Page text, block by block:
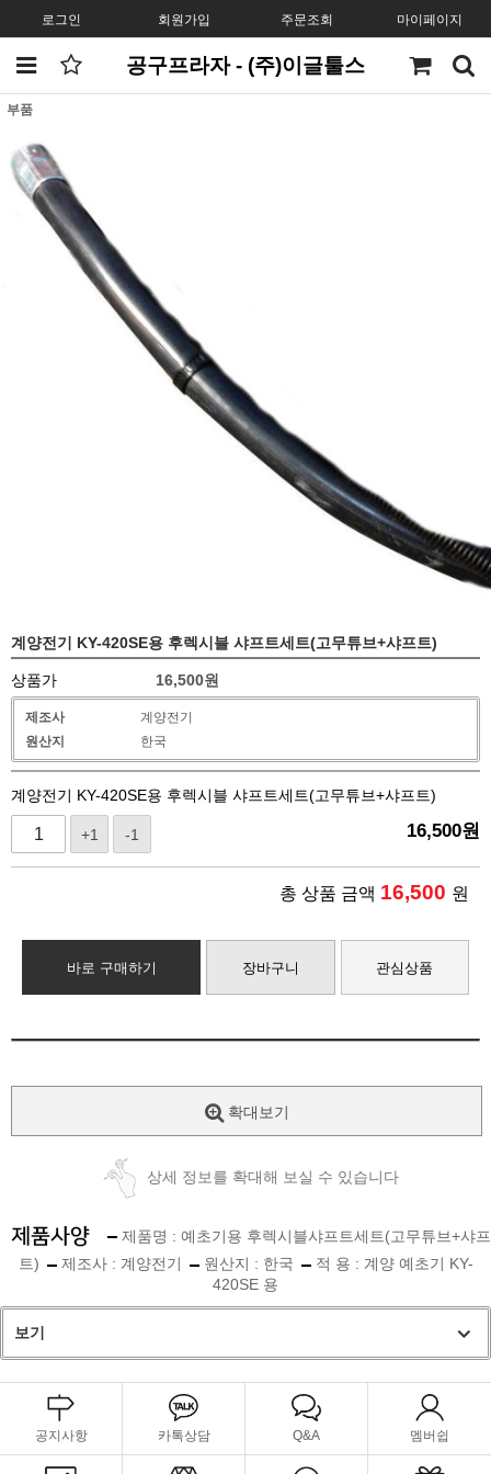
로그인 회원가입 주문조회 마이페이지
공구프라자 - (주)이글툴스
부품
계양전기 KY-420SE용 후렉시블 샤프트세트(고무튜브+샤프트)
상품가 16,500원
제조사
계양전기
원산지
한국
계양전기 KY-420SE용 후렉시블 샤프트세트(고무튜브+샤프트)
+1 -1 16,500원
총 상품 금액 16,500 원
바로 구매하기 장바구니 관심상품
확대보기
상세 정보를 확대해 보실 수 있습니다
제품명 : 예초기용 후렉시블샤프트세트(고무튜브+샤프
트)
제조사 : 계양전기 원산지 : 한국
적 용 : 계양 예초기 KY-
420SE 용
보기
공지사항 카톡상담 Q&A 멤버쉽